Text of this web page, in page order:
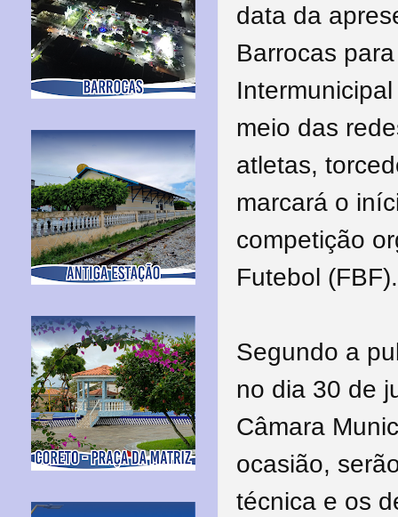
data da
Barrocas
meio das
atletas,
marcará o
competição
Futebol (FBF).
Segundo a
no dia 30 de
Câmara
ocasião,
técnica e os